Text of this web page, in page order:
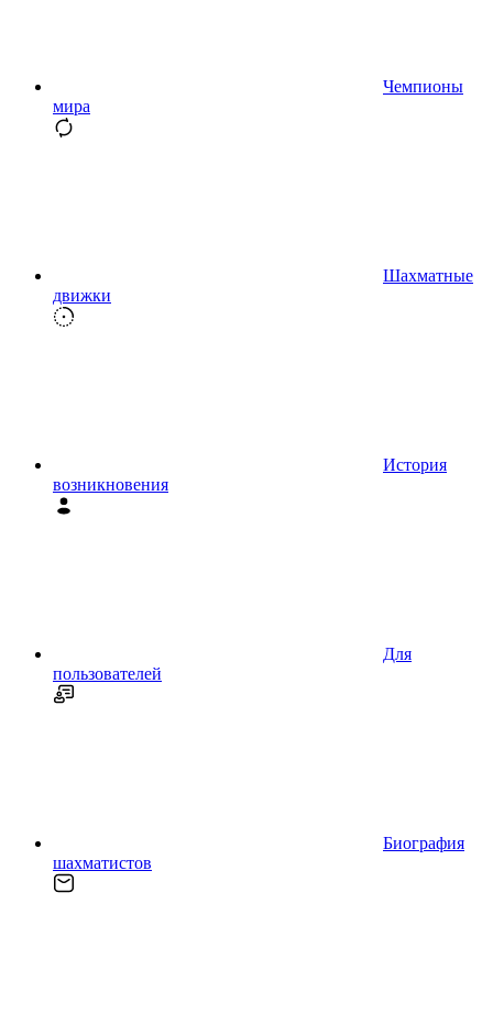
Чемпионы
мира
Шахматные
движки
История
возникновения
Для
пользователей
Биография
шахматистов